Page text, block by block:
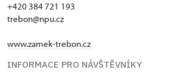
+420 384 721 193
trebon@npu.cz
www.zamek-trebon.cz
INFORMACE PRO NÁVŠTĚVNÍKY